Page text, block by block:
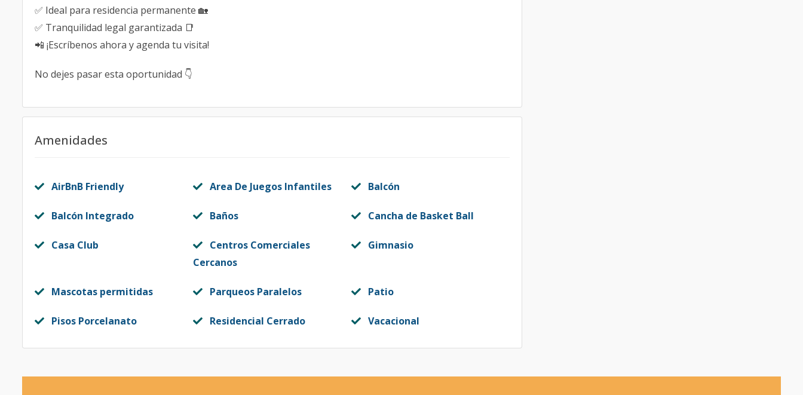
✅ Ideal para residencia permanente 🏡
✅ Tranquilidad legal garantizada 📑
📲 ¡Escríbenos ahora y agenda tu visita!
No dejes pasar esta oportunidad 👇
Amenidades
AirBnB Friendly Area De Juegos Infantiles Balcón
Balcón Integrado Baños Cancha de Basket Ball
Casa Club
Centros Comerciales
Cercanos
Gimnasio
Mascotas permitidas Parqueos Paralelos Patio
Pisos Porcelanato Residencial Cerrado Vacacional